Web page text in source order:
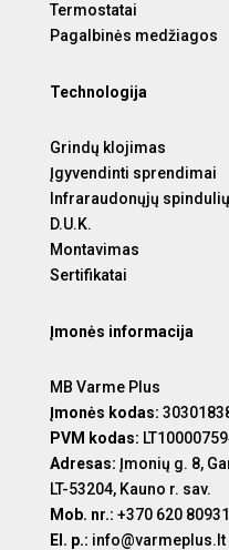
Termostatai
Pagalbinės medžiagos
Technologija
Grindų klojimas
Įgyvendinti sprendimai
Infraraudonųjų
D.U.K.
Montavimas
Sertifikatai
Įmonės informacija
MB Varme Plus
Įmonės kodas:
PVM kodas:
Adresas: Įmonių g. 8,
LT-53204, Kauno r. sav.
Mob. nr.: +370 620 80931
El. p.: info@varmeplus.lt